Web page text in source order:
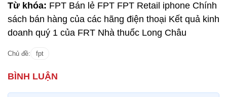
Từ khóa: FPT Bán lẻ FPT FPT Retail iphone Chính
sách bán hàng của các hãng điện thoại Kết quả kinh
doanh quý 1 của FRT Nhà thuốc Long Châu
Chủ đề: fpt